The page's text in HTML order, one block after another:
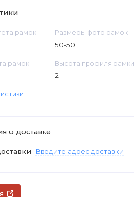
рамок Размеры фото рамок
50-50
рамок Высота профиля рамки
2
о доставке
Введите адрес доставки